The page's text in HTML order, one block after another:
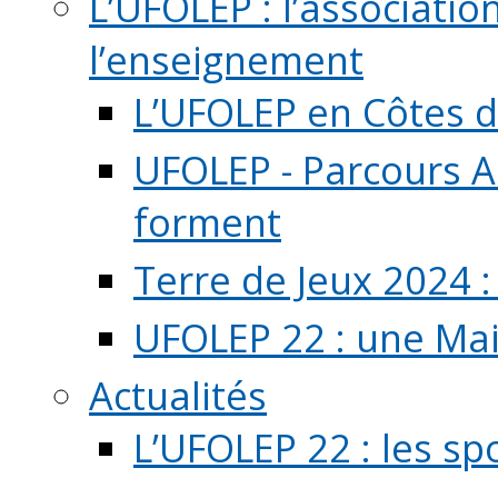
l’enseignement
L’UFOLEP en Côtes
UFOLEP -
forment
Terre de Jeux 2024
UFOLEP 22 : une
Actualités
L’UFOLEP 22 : les